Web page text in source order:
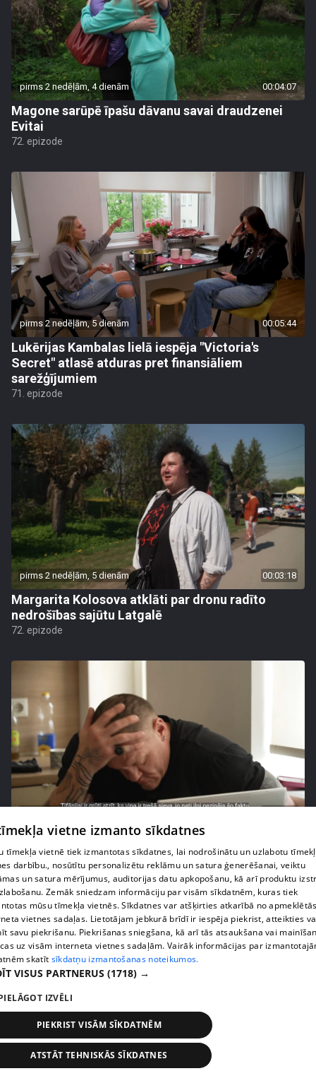
pirms 2 nedēļām, 4 dienām 00:04:07
Magone sarūpē īpašu dāvanu savai draudzenei
Evitai
72. epizode
pirms 2 nedēļām, 5 dienām 00:05:44
Lukērijas Kambalas lielā iespēja "Victoria's
Secret" atlasē atduras pret finansiāliem
sarežģījumiem
71. epizode
pirms 2 nedēļām, 5 dienām 00:03:18
Margarita Kolosova atklāti par dronu radīto
nedrošības sajūtu Latgalē
72. epizode
Kaspars Kambala neslēpj vilšanos par bijušo sievu
Tifāniju
72. epizode
pirms 2 nedēļām, 6 dienām
Draudzene aicina pārvākties Magoni uz Kurzemes
vietne izmanto sīkdatnes
tīmekļa vietnē tiek izmantotas sīkdatnes, lai nodrošinātu un uzlabotu
darbību., nosūtītu personalizētu reklāmu un satura ģenerēšanai, veiktu
un satura mērījumus, auditorijas datu apkopošanu, kā arī produktu
Zemāk sniedzam informāciju par visām sīkdatnēm, kuras tiek
mūsu tīmekļa vietnēs. Sīkdatnes var atšķirties atkarībā no
vietnes sadaļas. Lietotājam jebkurā brīdī ir iespēja piekrist, atteikties
savu piekrišanu. Piekrišanas sniegšana, kā arī tās atsaukšana vai
uz visām interneta vietnes sadaļām. Vairāk informācijas par
skatīt sīkdatņu izmantošanas noteikumos.
VISUS PARTNERUS (1718) →
IZVĒLI
PIEKRIST VISĀM SĪKDATNĒM
ATSTĀT TEHNISKĀS SĪKDATNES